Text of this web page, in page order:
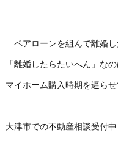
ペアローンを組んで離婚し
「離婚したらたいへん」な
マイホーム購入時期を遅らせ
大津市での不動産相談受付中